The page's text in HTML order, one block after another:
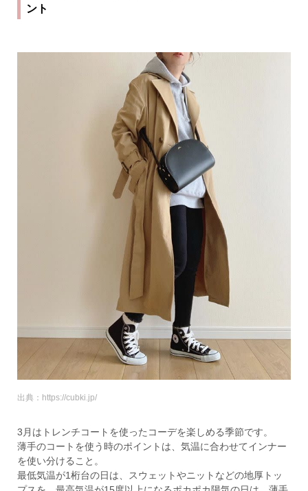
ント
出典：https://cubki.jp/
3月はトレンチコートを使ったコーデを楽しめる季節です。
薄手のコートを使う時のポイントは、気温に合わせてインナー
を使い分けること。
最低気温が1桁台の日は、スウェットやニットなどの地厚トッ